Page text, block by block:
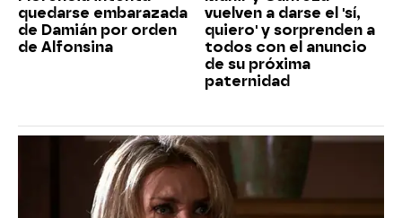
quedarse embarazada
de Damián por orden
de Alfonsina
vuelven a darse el 'sí,
quiero' y sorprenden a
todos con el anuncio
de su próxima
paternidad